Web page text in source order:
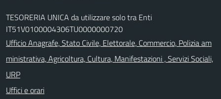
TESORERIA UNICA da utilizzare solo tra Enti
IT51V0100004306TU0000000720
Ufficio Anagrafe, Stato Civile, Elettorale, Commercio, Polizia am
ministrativa, Agricoltura, Cultura, Manifestazioni , Servizi Sociali,
URP
Uffici e orari